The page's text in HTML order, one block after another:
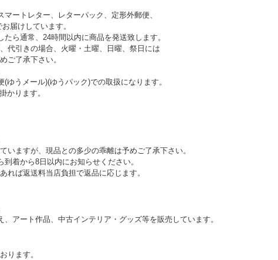
ートレター、レターパック、定形外郵便、
届けしています。
たら通常、24時間以内に商品を発送致します。
代引きの場合、火曜・土曜、日曜、祭日には
予めご了承下さい。
ゆうメール)(ゆうパック)での取扱になります。
かります。
いますが、現品との多少の乖離は予めご了承下さい。
到着から8日以内にお知らせください。
ば返送料当店負担で返品に応じます。
アート作品、中古インテリア・グッズ等を販売しています。
おります。